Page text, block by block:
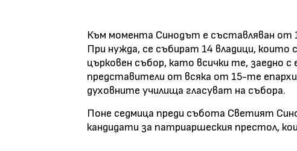
Към момента Синодът е съставляван от
При нужда, се събират 14 владици,
църковен събор, като всички те, заедно
представители от всяка от 15-те
духовните училища гласуват на събора.
Поне седмица преди събота Светият
кандидати за патриаршеския престол,